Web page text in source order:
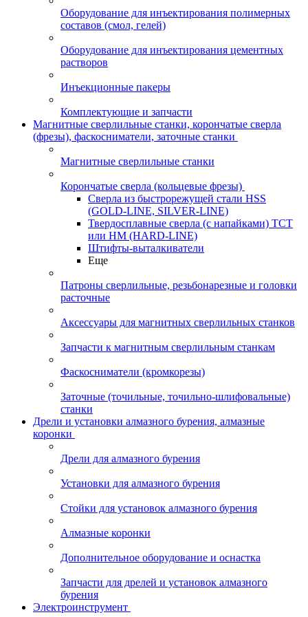
Оборудование для инъектирования полимерных
составов (смол, гелей)
Оборудование для инъектирования цементных
растворов
Инъекционные пакеры
Комплектующие и запчасти
Магнитные сверлильные станки, корончатые сверла
(фрезы), фаскосниматели, заточные станки
Магнитные сверлильные станки
Корончатые сверла (кольцевые фрезы)
Сверла из быстрорежущей стали HSS
(GOLD-LINE, SILVER-LINE)
Твердосплавные сверла (с напайками) ТСТ
или HM (HARD-LINE)
Штифты-выталкиватели
Еще
Патроны сверлильные, резьбонарезные и головки
расточные
Аксессуары для магнитных сверлильных станков
Запчасти к магнитным сверлильным станкам
Фаскосниматели (кромкорезы)
Заточные (точильные, точильно-шлифовальные)
станки
Дрели и установки алмазного бурения, алмазные
коронки
Дрели для алмазного бурения
Установки для алмазного бурения
Стойки для установок алмазного бурения
Алмазные коронки
Дополнительное оборудование и оснастка
Запчасти для дрелей и установок алмазного
бурения
Электроинструмент